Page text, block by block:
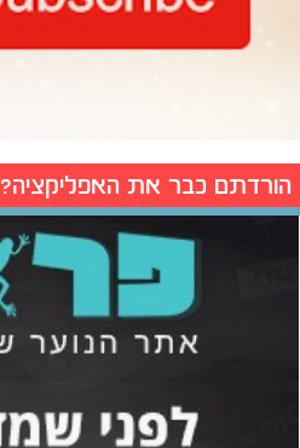
הורדתם כבר את האפליקציה?